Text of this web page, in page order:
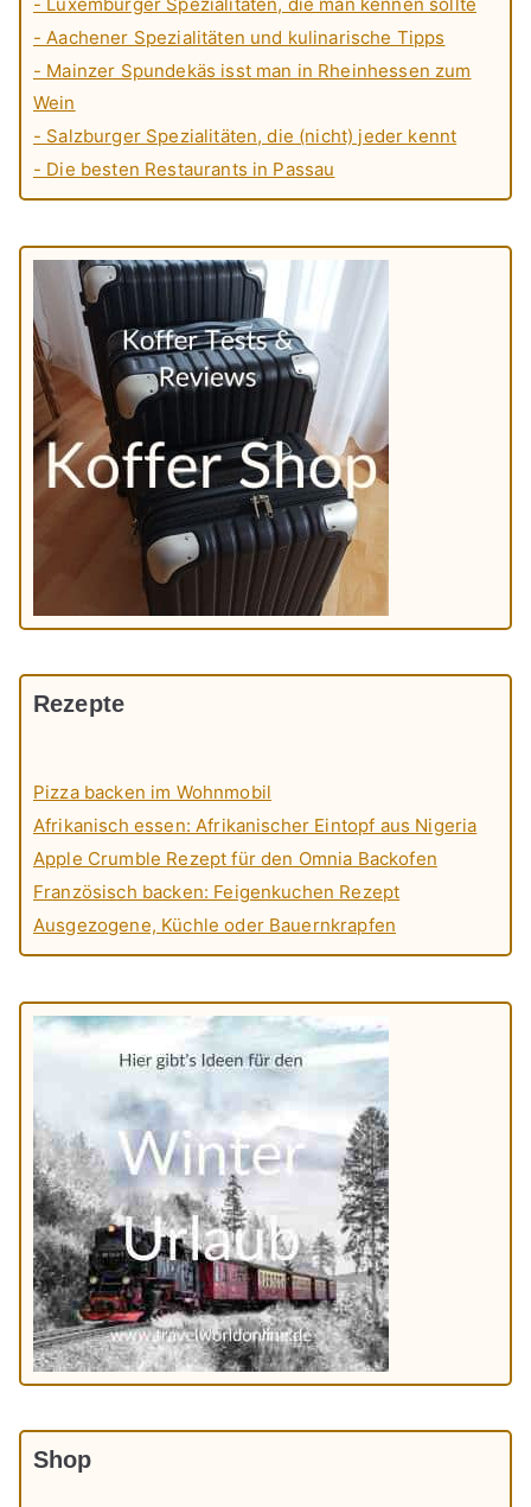
- Aachener Spezialitäten und kulinarische Tipps
- Mainzer Spundekäs isst man in Rheinhessen zum
Wein
- Salzburger Spezialitäten, die (nicht) jeder kennt
- Die besten Restaurants in Passau
Rezepte
Pizza backen im Wohnmobil
Afrikanisch essen: Afrikanischer Eintopf aus Nigeria
Apple Crumble Rezept für den Omnia Backofen
Französisch backen: Feigenkuchen Rezept
Ausgezogene, Küchle oder Bauernkrapfen
Shop